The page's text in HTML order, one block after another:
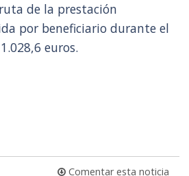
de la prestación
por beneficiario durante el
euros.
Comentar esta noticia